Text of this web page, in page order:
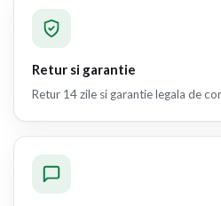
Retur si garantie
Retur 14 zile si garantie legala de